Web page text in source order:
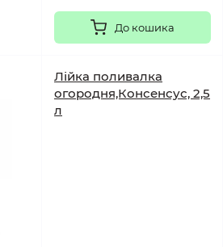
До кошика
Лійка поливалка
огородня,Консенсус, 2,5
л